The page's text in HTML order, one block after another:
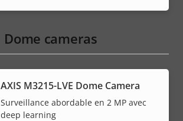
Dome cameras
AXIS M3215-LVE Dome Camera
Surveillance abordable en 2 MP avec
deep learning